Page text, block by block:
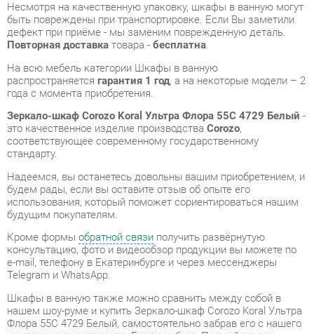
распространяетсягарантия 1 год, а на некоторые модели – 2
года с момента приобретения.
Зеркало-шкаф Corozo Koral Ультра Флора 55С 4729 Белый
это качественное изделие производства
соответствующее современному государственному
стандарту.
Надеемся, вы останетесь довольны вашим приобретением, и
будем рады, если вы оставите отзыв об опыте его
использования, который поможет сориентироваться нашим
будущим покупателям.
Кроме формы
консультацию, фото и видеообзор продукции вы можете по
e-mail, телефону в Екатеринбурге и через мессенджеры
Telegram и WhatsApp.
Шкафы в ванную также можно сравнить между собой в
Флора 55С 4729 Белый, самостоятельно забрав его с нашего
центрального склада в г. Екатеринбург. Полный список
адресов и магазинов смотрите на страницеконтактов.
Материал
Зеркало
Цвет
Белый